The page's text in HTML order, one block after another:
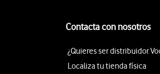
Contacta con nosotros
¿Quieres ser distribuidor
Localiza tu tienda física